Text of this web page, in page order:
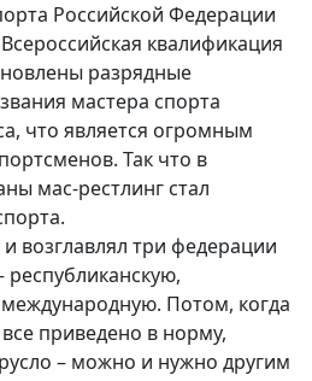
Российской Федерации
квалификация
разрядные
мастера спорта
что является огромным
Так что в
мас-рестлинг стал
и возглавлял три федерации
республиканскую,
Потом, когда
приведено в норму,
– можно и нужно другим